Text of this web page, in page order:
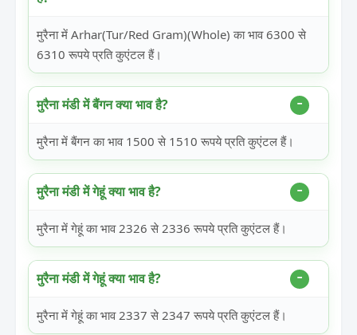
मुरैना में Arhar(Tur/Red Gram)(Whole) का भाव 6300 से
6310 रूपये प्रति कुएंटल हैं।
मुरैना मंडी में बैंगन क्या भाव है?
मुरैना में बैंगन का भाव 1500 से 1510 रूपये प्रति कुएंटल हैं।
मुरैना मंडी में गेहूं क्या भाव है?
मुरैना में गेहूं का भाव 2326 से 2336 रूपये प्रति कुएंटल हैं।
मुरैना मंडी में गेहूं क्या भाव है?
मुरैना में गेहूं का भाव 2337 से 2347 रूपये प्रति कुएंटल हैं।